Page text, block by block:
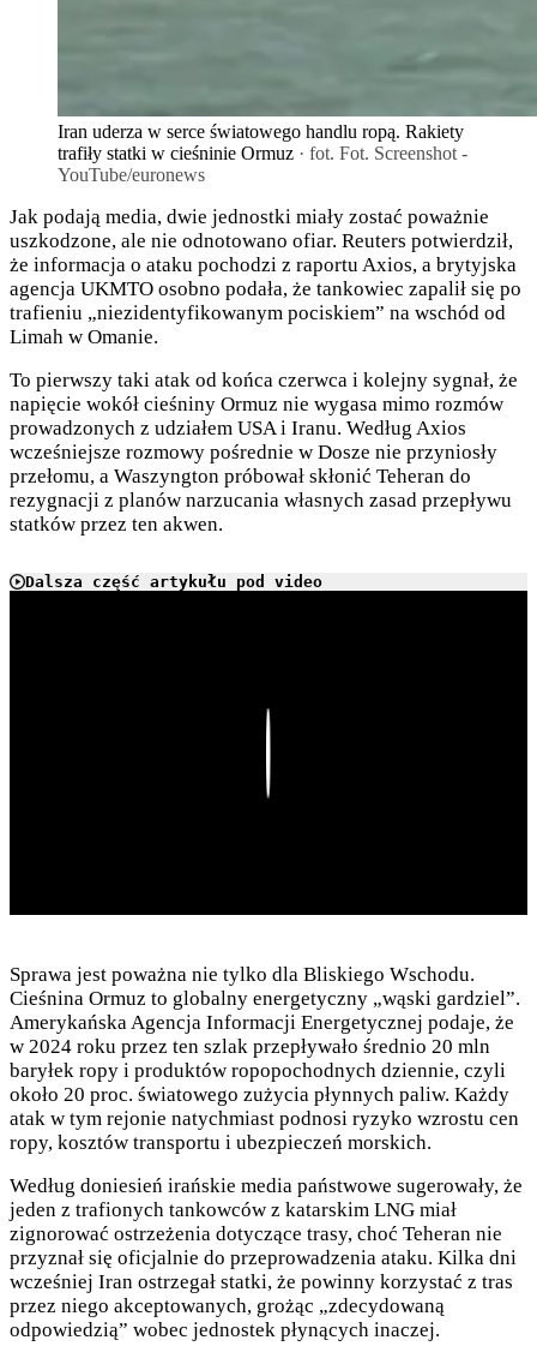
Iran uderza w serce światowego handlu ropą. Rakiety
trafiły statki w cieśninie Ormuz · fot. Fot. Screenshot -
YouTube/euronews
Jak podają media, dwie jednostki miały zostać poważnie
uszkodzone, ale nie odnotowano ofiar. Reuters potwierdził,
że informacja o ataku pochodzi z raportu Axios, a brytyjska
agencja UKMTO osobno podała, że tankowiec zapalił się po
trafieniu „niezidentyfikowanym pociskiem” na wschód od
Limah w Omanie.
To pierwszy taki atak od końca czerwca i kolejny sygnał, że
napięcie wokół cieśniny Ormuz nie wygasa mimo rozmów
prowadzonych z udziałem USA i Iranu. Według Axios
wcześniejsze rozmowy pośrednie w Dosze nie przyniosły
przełomu, a Waszyngton próbował skłonić Teheran do
rezygnacji z planów narzucania własnych zasad przepływu
statków przez ten akwen.
Dalsza część artykułu pod video
Sprawa jest poważna nie tylko dla Bliskiego Wschodu.
Cieśnina Ormuz to globalny energetyczny „wąski gardziel”.
Amerykańska Agencja Informacji Energetycznej podaje, że
w 2024 roku przez ten szlak przepływało średnio 20 mln
baryłek ropy i produktów ropopochodnych dziennie, czyli
około 20 proc. światowego zużycia płynnych paliw. Każdy
atak w tym rejonie natychmiast podnosi ryzyko wzrostu cen
ropy, kosztów transportu i ubezpieczeń morskich.
Według doniesień irańskie media państwowe sugerowały, że
jeden z trafionych tankowców z katarskim LNG miał
zignorować ostrzeżenia dotyczące trasy, choć Teheran nie
przyznał się oficjalnie do przeprowadzenia ataku. Kilka dni
wcześniej Iran ostrzegał statki, że powinny korzystać z tras
przez niego akceptowanych, grożąc „zdecydowaną
odpowiedzią” wobec jednostek płynących inaczej.